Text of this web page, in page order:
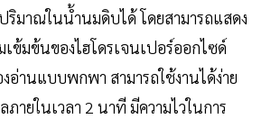
ริมาณในน้ำนมดิบได้ โดยสามารถแสดง
เข้มข้นของไฮโดรเจนเปอร์ออกไซด์
งอ่านแบบพกพา สามารถใช้งานได้ง่าย
ภายในเวลา 2 นาที มีความไวในการ